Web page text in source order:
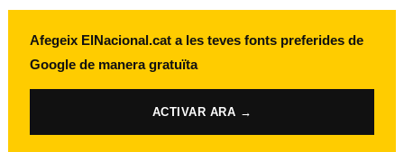
Afegeix ElNacional.cat a les teves fonts preferides de
Google de manera gratuïta
ACTIVAR ARA →